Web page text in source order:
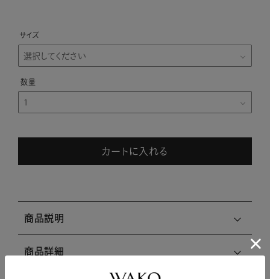
サイズ
カートに入れる
商品説明
商品詳細